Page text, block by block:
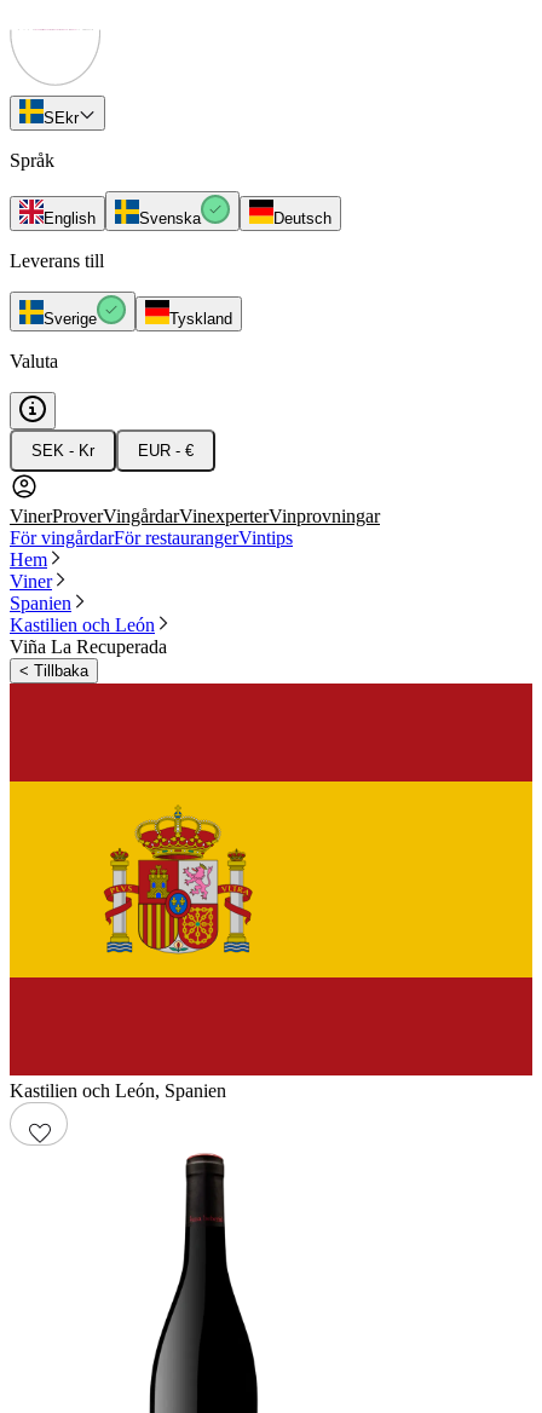
SEkr
Språk
English Svenska Deutsch
Leverans till
Sverige Tyskland
Valuta
SEK - Kr EUR - €
VinerProverVingårdarVinexperterVinprovningar
För vingårdarFör restaurangerVintips
Hem
Viner
Spanien
Kastilien och León
Viña La Recuperada
< Tillbaka
Kastilien och León, Spanien